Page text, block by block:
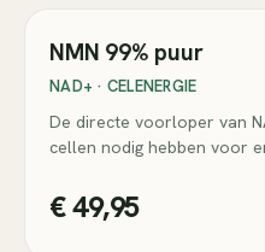
Bestseller
NMN 99% puur
NAD+ · CELENERGIE
De directe voorloper van
cellen nodig hebben voor
€ 49,95